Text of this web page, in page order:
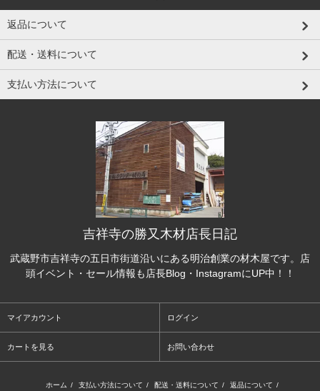
返品について
配送・送料について
支払い方法について
吉祥寺の勝又木材店長日記
武蔵野市吉祥寺の五日市街道沿いにある明治創業の材木屋です。店
頭イベント・セール情報も店長Blog・InstagramにUP中！！
マイアカウント ログイン
カートを見る お問い合わせ
ホーム / 支払い方法について / 配送・送料について / 返品について /